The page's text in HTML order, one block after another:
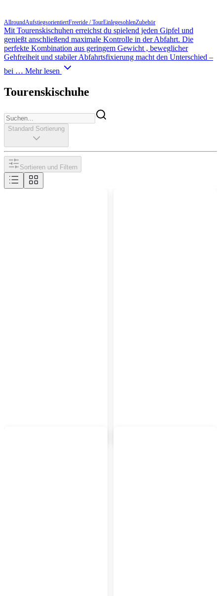
AllroundAufstiegsorientiertFreeride / TourEinlegesohlenZubehör
Mit Tourenskischuhen erreichst du spielend jeden Gipfel und
genießt anschließend maximale Kontrolle in der Abfahrt. Die
perfekte Kombination aus geringem Gewicht , beweglicher
Gehfreiheit und stabiler Abfahrtsfixierung macht den Unterschied –
bei … Mehr lesen
Tourenskischuhe
Standard Sortierung
Sortieren und Filtern